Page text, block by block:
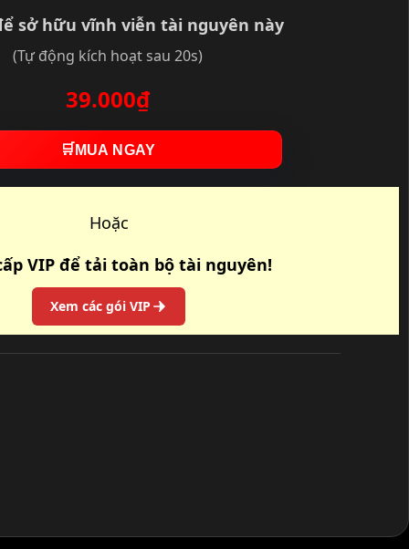
sở hữu vĩnh viễn tài nguyên này
(Tự động kích hoạt sau 20s)
39.000₫
🛒 MUA NGAY
Hoặc
VIP để tải toàn bộ tài nguyên!
Xem các gói VIP